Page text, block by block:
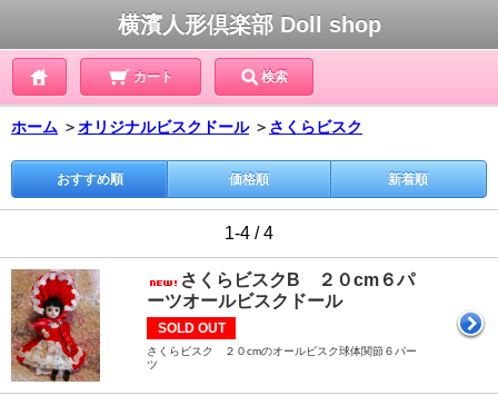
横濱人形倶楽部 Doll shop
カート 検索
ホーム ＞オリジナルビスクドール ＞ さくらビスク
おすすめ順 価格順 新着順
1-4 / 4
さくらビスクB ２０cm６パ
ーツオールビスクドール
SOLD OUT
さくらビスク ２０cmのオールビスク球体関節６パー
ツ